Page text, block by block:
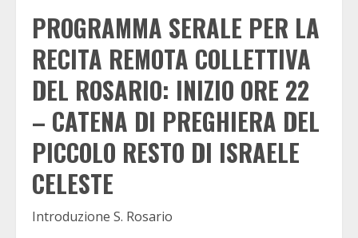
PROGRAMMA SERALE PER LA
RECITA REMOTA COLLETTIVA
DEL ROSARIO: INIZIO ORE 22
– CATENA DI PREGHIERA DEL
PICCOLO RESTO DI ISRAELE
CELESTE
Introduzione S. Rosario